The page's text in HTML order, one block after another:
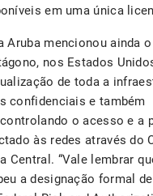
em uma única
Aruba mencionou ainda
nos Estados
de toda a
confidenciais e também
o acesso e a
às redes através do
Central. “Vale lembrar
a designação formal de